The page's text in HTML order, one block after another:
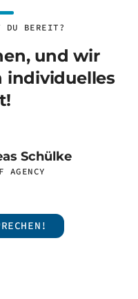
DU BEREIT?
und wir
individuelles
Schülke
AGENCY